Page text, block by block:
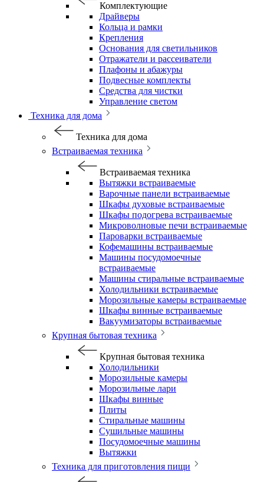
Комплектующие
Драйверы
Кольца и рамки
Крепления
Основания для светильников
Отражатели и рассеиватели
Плафоны и абажуры
Подвесные комплекты
Средства для чистки
Управление светом
Техника для дома
Техника для дома
Встраиваемая техника
Встраиваемая техника
Вытяжки встраиваемые
Варочные панели встраиваемые
Шкафы духовые встраиваемые
Шкафы подогрева встраиваемые
Микроволновые печи встраиваемые
Пароварки встраиваемые
Кофемашины встраиваемые
Машины посудомоечные
встраиваемые
Машины стиральные встраиваемые
Холодильники встраиваемые
Морозильные камеры встраиваемые
Шкафы винные встраиваемые
Вакуумизаторы встраиваемые
Крупная бытовая техника
Крупная бытовая техника
Холодильники
Морозильные камеры
Морозильные лари
Шкафы винные
Плиты
Стиральные машины
Сушильные машины
Посудомоечные машины
Вытяжки
Техника для приготовления пищи